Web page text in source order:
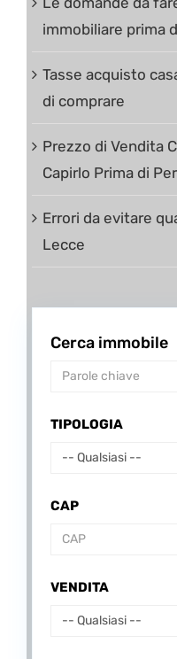
immobiliare prima
Tasse acquisto
di comprare
Prezzo di Vendita
Capirlo Prima di
Errori da evitare
Lecce
Cerca immobile
TIPOLOGIA
-- Qualsiasi --
CAP
VENDITA
-- Qualsiasi --